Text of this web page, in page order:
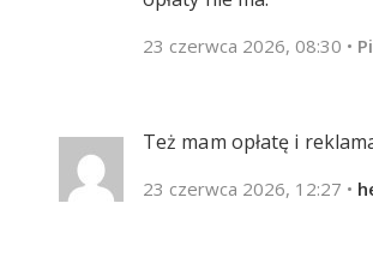
23 czerwca 2026, 08:30 •
Też mam opłatę i
23 czerwca 2026, 12:27 •